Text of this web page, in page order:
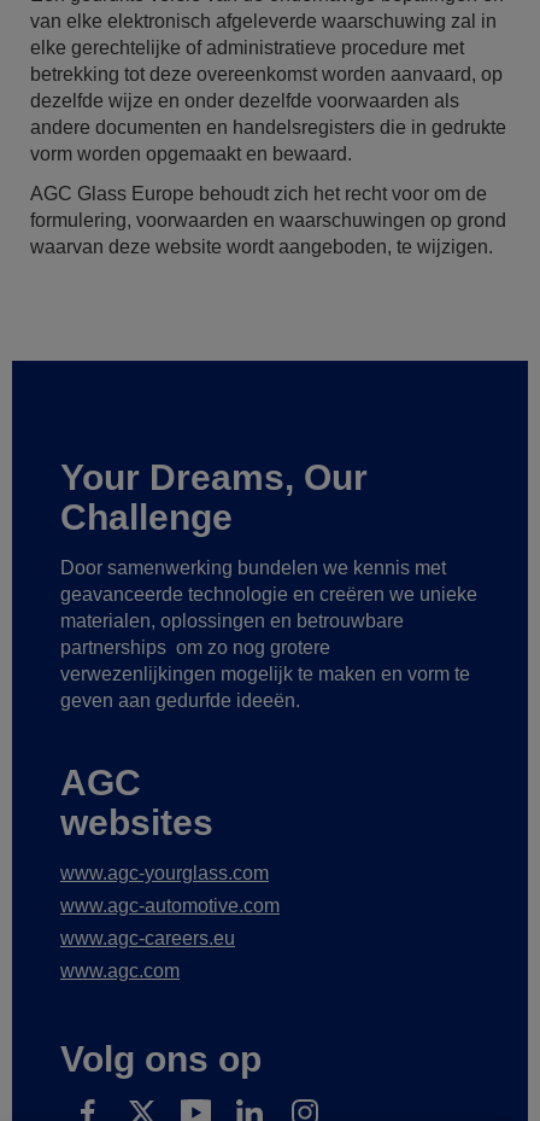
van elke elektronisch afgeleverde waarschuwing zal in
elke gerechtelijke of administratieve procedure met
betrekking tot deze overeenkomst worden aanvaard, op
dezelfde wijze en onder dezelfde voorwaarden als
andere documenten en handelsregisters die in gedrukte
vorm worden opgemaakt en bewaard.
AGC Glass Europe behoudt zich het recht voor om de
formulering, voorwaarden en waarschuwingen op grond
waarvan deze website wordt aangeboden, te wijzigen.
Your Dreams, Our
Challenge
Door samenwerking bundelen we kennis met
geavanceerde technologie en creëren we unieke
materialen, oplossingen en betrouwbare
partnerships om zo nog grotere
verwezenlijkingen mogelijk te maken en vorm te
geven aan gedurfde ideeën.
AGC
websites
www.agc-yourglass.com
www.agc-automotive.com
www.agc-careers.eu
www.agc.com
Volg ons op